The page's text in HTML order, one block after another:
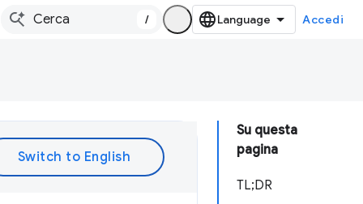
/ Accedi
Su questa
pagina
TL;DR